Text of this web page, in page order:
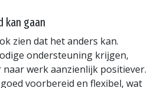
kan gaan
zien dat het anders kan.
ondersteuning krijgen,
werk aanzienlijk positiever.
voorbereid en flexibel, wat